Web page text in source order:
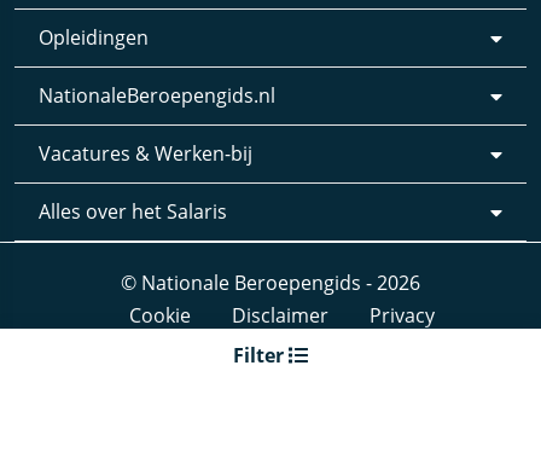
Filter
Opleidingen
NationaleBeroepengids.nl
Vacatures & Werken-bij
Alles over het Salaris
© Nationale Beroepengids - 2026
Cookie
Disclaimer
Privacy
Webdesign & realisatie: